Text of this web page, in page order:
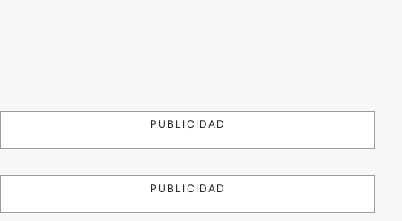
PUBLICIDAD
PUBLICIDAD